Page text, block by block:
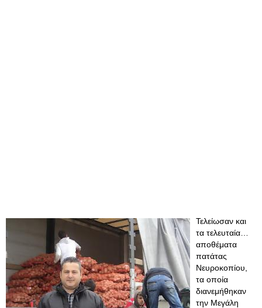
Τελείωσαν και
τα τελευταία…
αποθέματα
πατάτας
Νευροκοπίου,
τα οποία
διανεμήθηκαν
την Μεγάλη